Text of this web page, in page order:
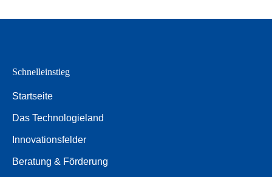
Schnelleinstieg
Startseite
Das Technologieland
Innovationsfelder
Beratung & Förderung